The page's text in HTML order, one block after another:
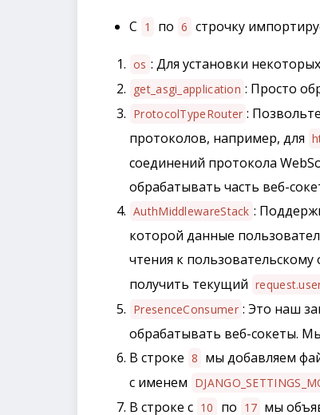
С 1 по 6 строчку
os : Для установки
get_asgi_application : Просто
ProtocolTypeRouter :
протоколов, например, для
соединений протокола
обрабатывать часть веб-
AuthMiddlewareStack :
которой данные
чтения к пользовательскому
получить текущий
PresenceConsumer : Это наш
обрабатывать веб-сокеты.
В строке 8 мы добавляем
с именем
В строке с 10 по 17 мы